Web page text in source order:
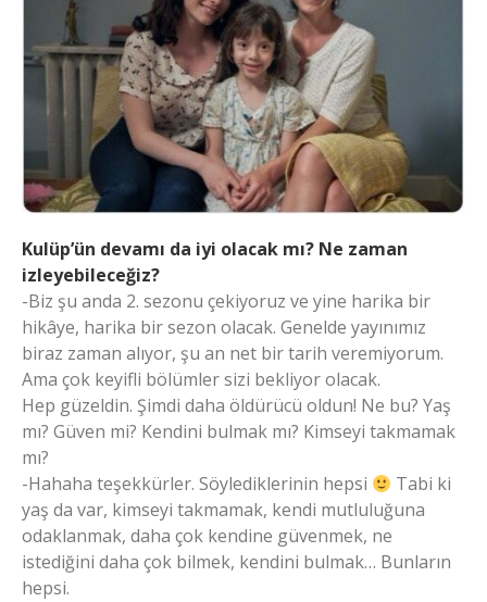
Kulüp’ün devamı da iyi olacak mı? Ne zaman
izleyebileceğiz?
-Biz şu anda 2. sezonu çekiyoruz ve yine harika bir
hikâye, harika bir sezon olacak. Genelde yayınımız
biraz zaman alıyor, şu an net bir tarih veremiyorum.
Ama çok keyifli bölümler sizi bekliyor olacak.
Hep güzeldin. Şimdi daha öldürücü oldun! Ne bu? Yaş
mı? Güven mi? Kendini bulmak mı? Kimseyi takmamak
mı?
-Hahaha teşekkürler. Söylediklerinin hepsi
Tabi ki
yaş da var, kimseyi takmamak, kendi mutluluğuna
odaklanmak, daha çok kendine güvenmek, ne
istediğini daha çok bilmek, kendini bulmak… Bunların
hepsi.